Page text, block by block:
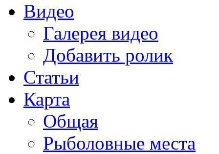
Видео
Галерея видео
Добавить ролик
Статьи
Карта
Общая
Рыболовные места